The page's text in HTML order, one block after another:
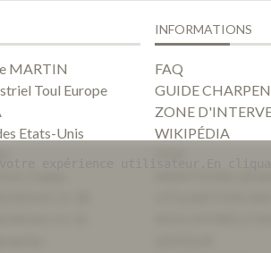
MARTIN
Toul Europe
Etats-Unis
INFORMATIONS
FAQ
GUIDE
ZONE
WIKIPÉDIA